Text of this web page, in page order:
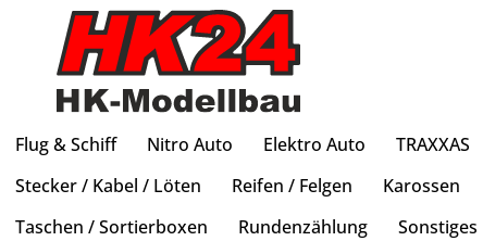
Flug & Schiff Nitro Auto Elektro Auto TRAXXAS
Stecker / Kabel / Löten
Reifen / Felgen Karossen
Taschen / Sortierboxen
Rundenzählung Sonstiges